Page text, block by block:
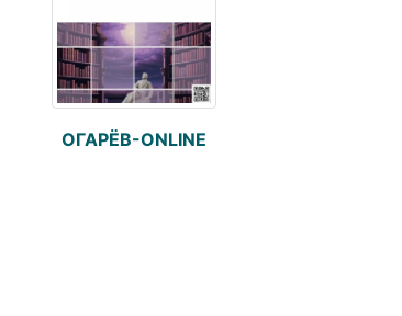
ОГАРЁВ-ONLINE